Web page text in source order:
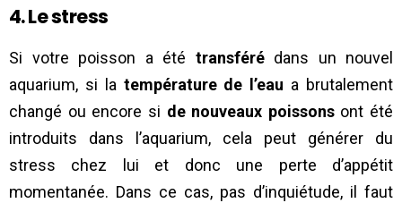
4. Le stress
Si votre poisson a été transférédans un nouvel
aquarium, si la température de l’eau a brutalement
changé ou encore si de nouveaux poissonsont été
introduits dans l’aquarium, cela peut générer du
stress chez lui et donc une perte d’appétit
momentanée. Dans ce cas, pas d’inquiétude, il faut